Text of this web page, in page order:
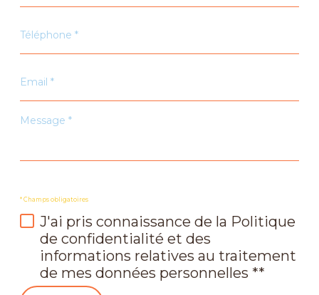
*
Message
* Champs obligatoires
J'ai pris connaissance de la Politique
de confidentialité et des
informations relatives au traitement
de mes données personnelles **